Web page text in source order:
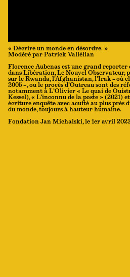
« Décrire un monde en désordre. »
Modéré par Patrick Vallélian
Florence Aubenas est une grand
dans Libération, Le Nouvel Observateur,
sur le Rwanda, l’Afghanistan, l’Irak – où
2005 – , ou le procès d’Outreau sont des
notamment à L’Olivier « Le quai de
Kessel), « L’inconnu de la poste » (2021)
écriture enquête avec acuité au plus près
du monde, toujours à hauteur humaine.
Fondation Jan Michalski, le 1er avril